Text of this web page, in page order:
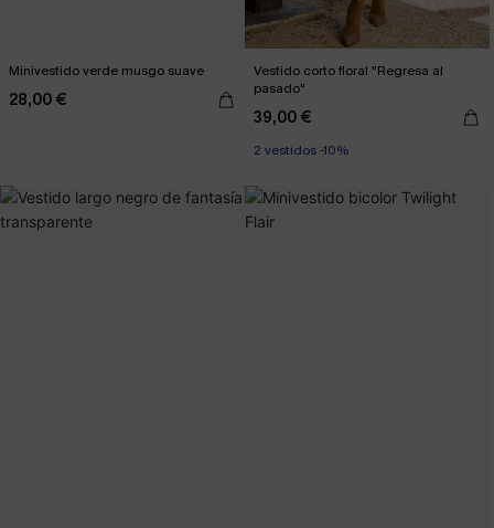
Minivestido verde musgo suave
28,00 €
Vestido corto floral "Regresa al
pasado"
39,00 €
2 vestidos -10%